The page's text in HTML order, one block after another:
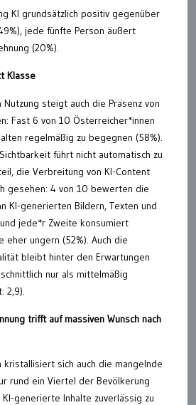
KI grundsätzlich positiv gegenüber
jede fünfte Person äußert
(20%).
Klasse
steigt auch die Präsenz von
Fast 6 von 10 Österreicher*innen
regelmäßig zu begegnen (58%).
führt nicht automatisch zu
die Verbreitung von KI-Content
gesehen: 4 von 10 bewerten die
KI-generierten Bildern, Texten und
jede*r Zweite konsumiert
eher ungern (52%). Auch die
bleibt hinter den Erwartungen
nur als mittelmäßig
2,9).
trifft auf massiven Wunsch nach
kristallisiert sich auch die mangelnde
rund ein Viertel der Bevölkerung
generierte Inhalte zuverlässig zu